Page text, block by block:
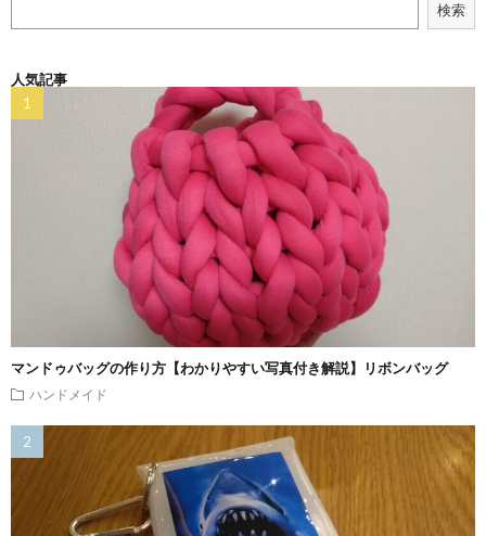
検索
人気記事
マンドゥバッグの作り方【わかりやすい写真付き解説】リボンバッグ
ハンドメイド